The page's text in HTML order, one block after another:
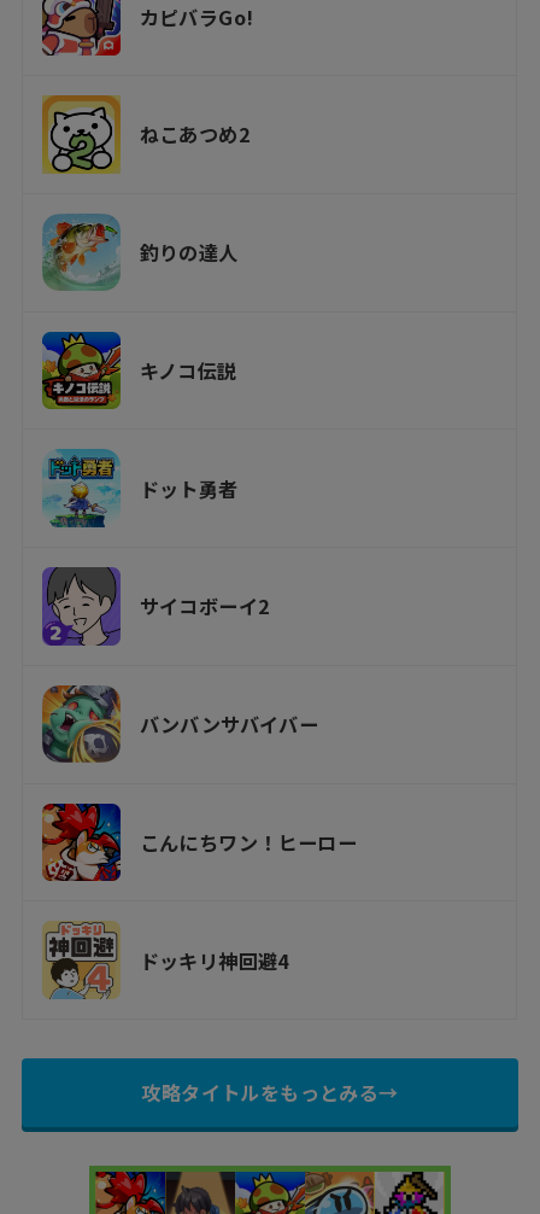
カピバラGo!
ねこあつめ2
釣りの達人
キノコ伝説
ドット勇者
サイコボーイ2
バンバンサバイバー
こんにちワン！ヒーロー
ドッキリ神回避4
攻略タイトルをもっとみる→